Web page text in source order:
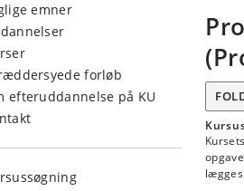
emner
forløb
efteruddannelse på KU